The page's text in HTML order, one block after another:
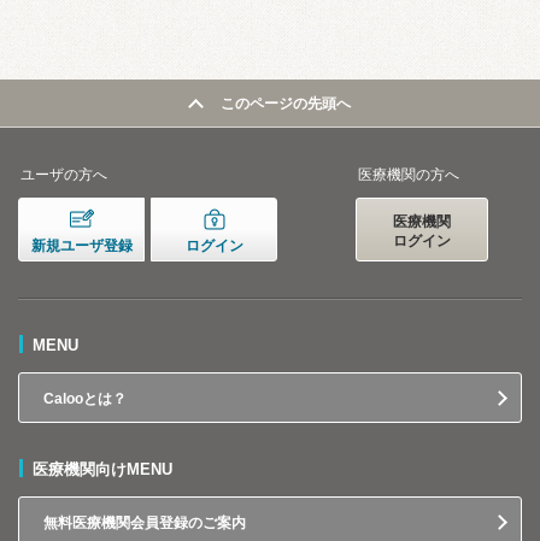
このページの先頭へ
ユーザの方へ
新規ユーザ登録 ログイン
医療機関の方へ
医療機関
ログイン
MENU
Calooとは？
医療機関向けMENU
無料医療機関会員登録のご案内